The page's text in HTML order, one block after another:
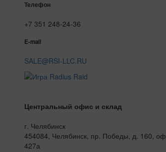
Телефон
+7 351 248-24-36
E-mail
SALE@RSI-LLC.RU
Центральный офис и склад
г. Челябинск
454084, Челябинск, пр. Победы, д. 160, оф
427а